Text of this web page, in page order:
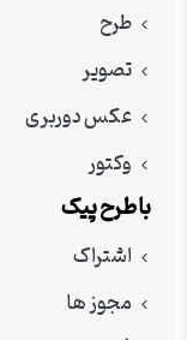
طرح
تصویر
عکس دوربری
وکتور
با طرح پیک
اشتراک
مجوز ها